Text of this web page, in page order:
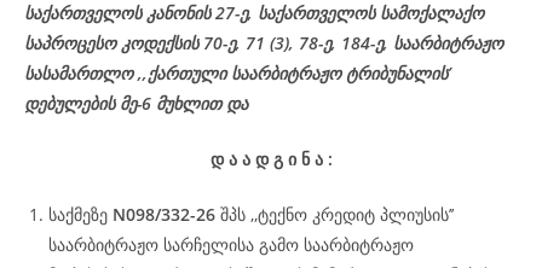
საქართველოს კანონის 27-ე, საქართველოს სამოქალაქო
საპროცესო კოდექსის 70-ე, 71 (3), 78-ე, 184-ე, საარბიტრაჟო
სასამართლო ,,ქართული საარბიტრაჟო ტრიბუნალის’
დებულების მე-6 მუხლით და
დ ა ა დ გ ი ნ ა :
საქმეზე N098/332-26 შპს ,,ტექნო კრედიტ პლიუსის’’
საარბიტრაჟო სარჩელისა გამო საარბიტრაჟო